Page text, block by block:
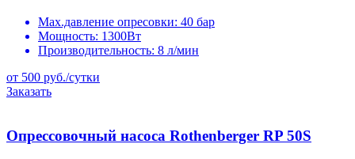
Max.давление опресовки: 40 бар
Мощность: 1300Вт
Производительность: 8 л/мин
от 500 руб./сутки
Заказать
Опрессовочный насоса Rothenberger RP 50S